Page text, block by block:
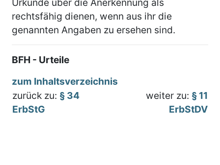
rechtsfähig dienen, wenn aus ihr die
genannten Angaben zu ersehen sind.
BFH - Urteile
zum Inhaltsverzeichnis
zurück zu: § 34
ErbStG
weiter zu: § 11
ErbStDV